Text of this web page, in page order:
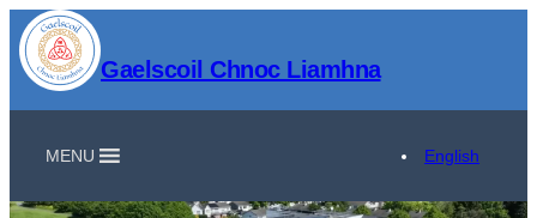
Gaelscoil Chnoc Liamhna
MENU English